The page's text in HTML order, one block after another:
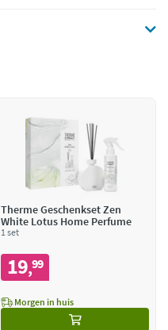
Therme Geschenkset Zen
White Lotus Home Perfume
1 set
19,99
Morgen in huis